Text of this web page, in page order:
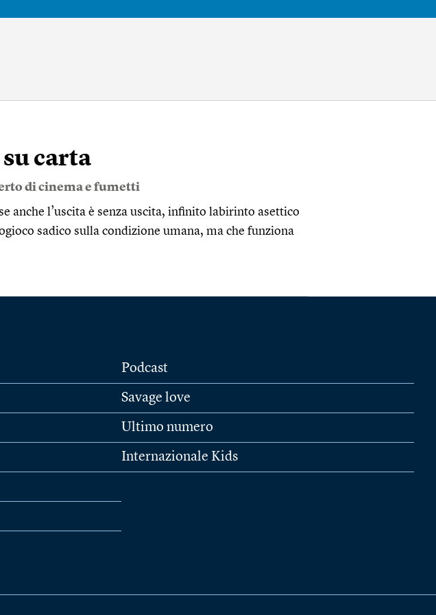
carta
di cinema e fumetti
anche l’uscita è senza uscita, infinito labirinto asettico
sadico sulla condizione umana, ma che funziona
Podcast
Savage love
Ultimo numero
Internazionale Kids